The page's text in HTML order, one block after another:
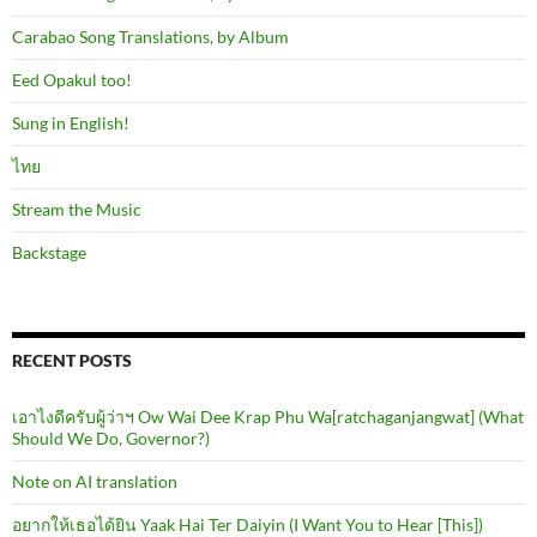
Carabao Song Translations, by Album
Eed Opakul too!
Sung in English!
ไทย
Stream the Music
Backstage
RECENT POSTS
เอาไงดีครับผู้ว่าฯ Ow Wai Dee Krap Phu Wa[ratchaganjangwat] (What
Should We Do, Governor?)
Note on AI translation
อยากให้เธอได้ยิน Yaak Hai Ter Daiyin (I Want You to Hear [This])